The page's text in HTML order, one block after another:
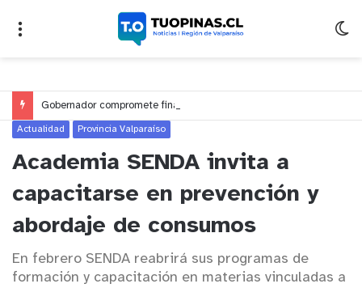
Actualidad Provincia Valparaíso
Academia SENDA invita a
capacitarse en prevención y
abordaje de consumos
En febrero SENDA reabrirá sus programas de
formación y capacitación en materias vinculadas a